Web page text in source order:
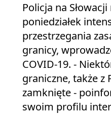
Policja na
poniedziałek
przestrzegania
granicy,
COVID-19. -
graniczne, także z
zamknięte -
swoim profilu